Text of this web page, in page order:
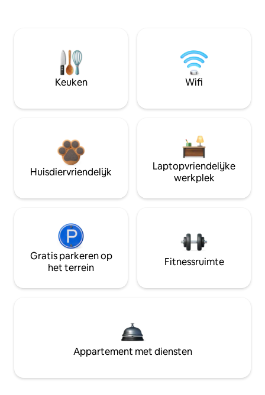
Keuken Wifi
Huisdiervriendelijk
Laptopvriendelijke
werkplek
Gratis parkeren op
het terrein
Fitnessruimte
Appartement met diensten